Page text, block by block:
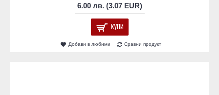
6.00 лв. (3.07 EUR)
КУПИ
Добави в любими Сравни продукт